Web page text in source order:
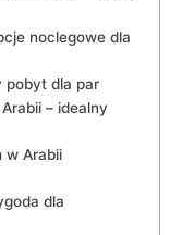
noclegowe dla
pobyt dla par
– idealny
w Arabii
dla